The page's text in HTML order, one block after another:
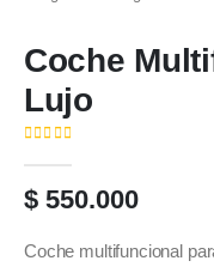
Coche
Lujo
$ 550.000
Coche multifuncional